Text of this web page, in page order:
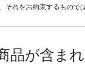
それをお約束するもので
品が含ま